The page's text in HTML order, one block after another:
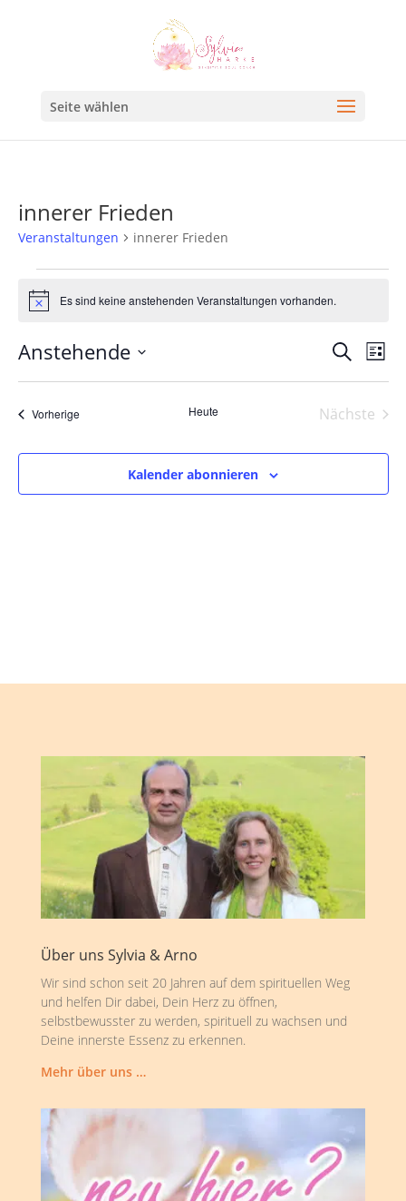
Seite wählen
innerer Frieden
Veranstaltungen innerer Frieden
HinweisEs sind keine anstehenden Veranstaltungen vorhanden.
Suche
und
SucheListe
Anstehende
Datum
wählen.
VorherigeVeranstaltungen Heute
Nächste
Kalender abonnieren
Über uns Sylvia & Arno
Wir sind schon seit 20 Jahren auf dem spirituellen Weg
und helfen Dir dabei, Dein Herz zu öffnen,
selbstbewusster zu werden, spirituell zu wachsen und
Deine innerste Essenz zu erkennen.
Mehr über uns …